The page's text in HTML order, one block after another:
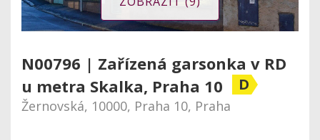
N00796 | Zařízená garsonka v RD
u metra Skalka, Praha 10
D
Žernovská, 10000, Praha 10, Praha